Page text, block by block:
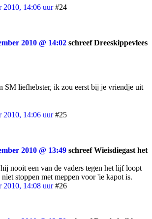
2010, 14:06 uur #24
2010 @ 14:02 schreef Dreeskippevlees
SM liefhebster, ik zou eerst bij je vriendje uit
2010, 14:06 uur #25
2010 @ 13:49 schreef Wieisdiegast het
nooit een van de vaders tegen het lijf loopt
stoppen met meppen voor 'ie kapot is.
2010, 14:08 uur #26